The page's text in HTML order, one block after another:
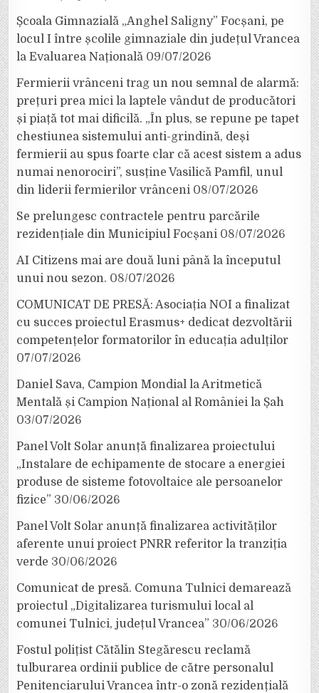
Școala Gimnazială „Anghel Saligny” Focșani, pe
locul I între școlile gimnaziale din județul Vrancea
la Evaluarea Națională 09/07/2026
Fermierii vrânceni trag un nou semnal de alarmă:
prețuri prea mici la laptele vândut de producători
și piață tot mai dificilă. „În plus, se repune pe tapet
chestiunea sistemului anti-grindină, deși
fermierii au spus foarte clar că acest sistem a adus
numai nenorociri”, susține Vasilică Pamfil, unul
din liderii fermierilor vrânceni 08/07/2026
Se prelungesc contractele pentru parcările
rezidențiale din Municipiul Focșani 08/07/2026
AI Citizens mai are două luni până la începutul
unui nou sezon. 08/07/2026
COMUNICAT DE PRESĂ: Asociația NOI a finalizat
cu succes proiectul Erasmus+ dedicat dezvoltării
competențelor formatorilor în educația adulților
07/07/2026
Daniel Sava, Campion Mondial la Aritmetică
Mentală și Campion Național al României la Șah
03/07/2026
Panel Volt Solar anunță finalizarea proiectului
„Instalare de echipamente de stocare a energiei
produse de sisteme fotovoltaice ale persoanelor
fizice” 30/06/2026
Panel Volt Solar anunță finalizarea activităților
aferente unui proiect PNRR referitor la tranziția
verde 30/06/2026
Comunicat de presă. Comuna Tulnici demarează
proiectul „Digitalizarea turismului local al
comunei Tulnici, județul Vrancea” 30/06/2026
Fostul polițist Cătălin Stegărescu reclamă
tulburarea ordinii publice de către personalul
Penitenciarului Vrancea într-o zonă rezidențială